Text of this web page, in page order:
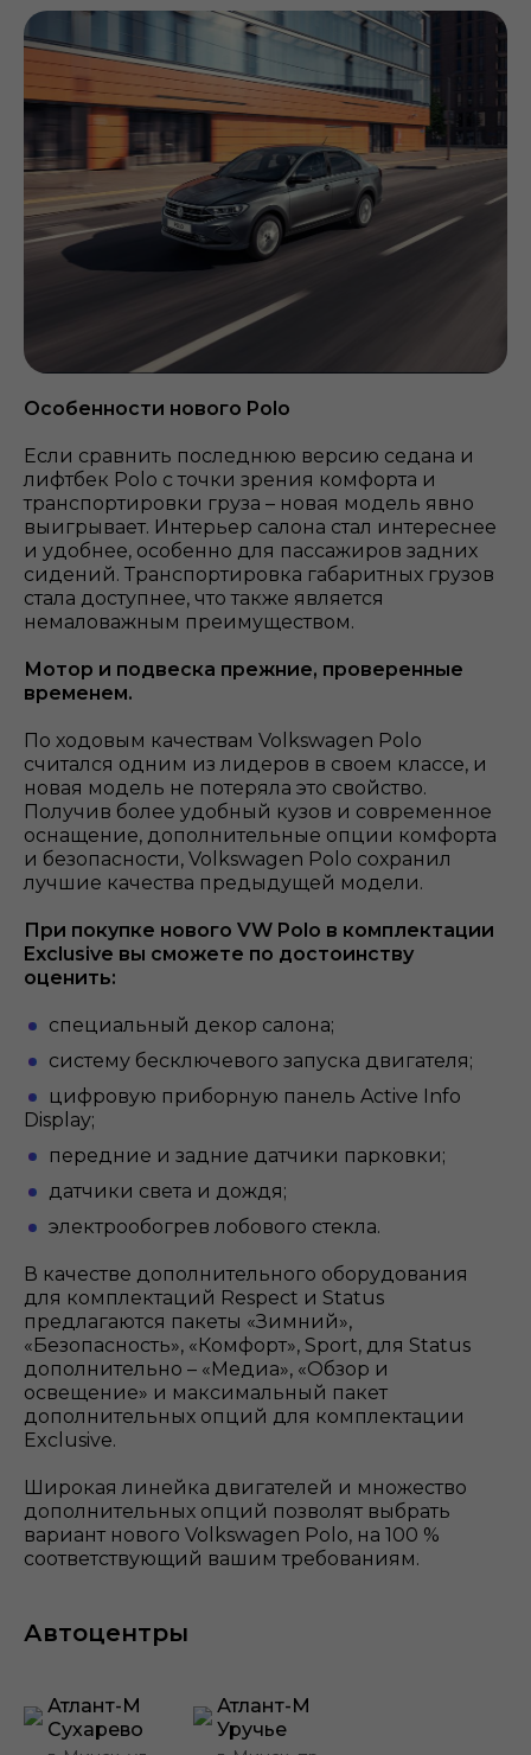
Особенности нового Polo
Если сравнить последнюю версию седана и
лифтбек Polo с точки зрения комфорта и
транспортировки груза – новая модель явно
выигрывает. Интерьер салона стал интереснее
и удобнее, особенно для пассажиров задних
сидений. Транспортировка габаритных грузов
стала доступнее, что также является
немаловажным преимуществом.
Мотор и подвеска прежние, проверенные
временем.
По ходовым качествам Volkswagen Polo
считался одним из лидеров в своем классе, и
новая модель не потеряла это свойство.
Получив более удобный кузов и современное
оснащение, дополнительные опции комфорта
и безопасности, Volkswagen Polo сохранил
лучшие качества предыдущей модели.
При покупке нового VW Polo в комплектации
Exclusive вы сможете по достоинству
оценить:
специальный декор салона;
систему бесключевого запуска двигателя;
цифровую приборную панель Active Info
Display;
передние и задние датчики парковки;
датчики света и дождя;
электрообогрев лобового стекла.
В качестве дополнительного оборудования
для комплектаций Respect и Status
предлагаются пакеты «Зимний»,
«Безопасность», «Комфорт», Sport, для Status
дополнительно – «Медиа», «Обзор и
освещение» и максимальный пакет
дополнительных опций для комплектации
Exclusive.
Широкая линейка двигателей и множество
дополнительных опций позволят выбрать
вариант нового Volkswagen Polo, на 100 %
соответствующий вашим требованиям.
Автоцентры
Атлант-М
Сухарево
Атлант-М
Уручье